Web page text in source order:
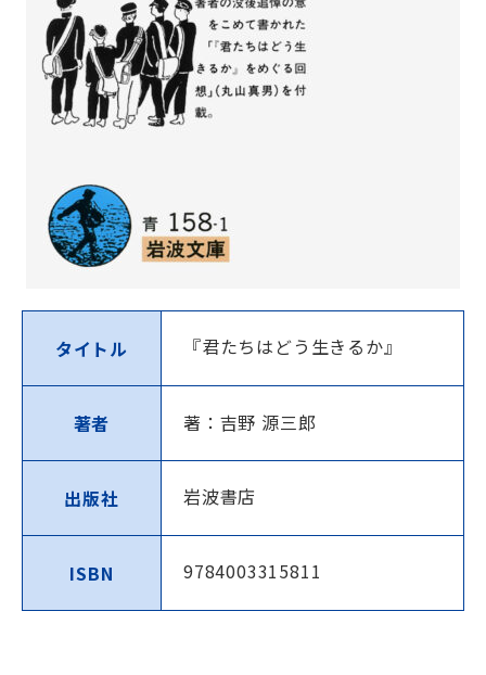
タイトル 『君たちはどう生きるか』
著者 著：吉野 源三郎
出版社 岩波書店
ISBN 9784003315811